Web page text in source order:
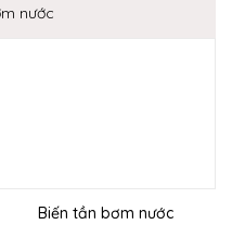
nước
Biến tần bơm nước